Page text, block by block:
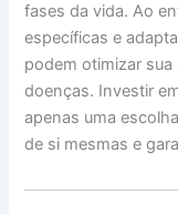
fases da vida. Ao
específicas e
podem otimizar sua
doenças. Investir
apenas uma
de si mesmas e